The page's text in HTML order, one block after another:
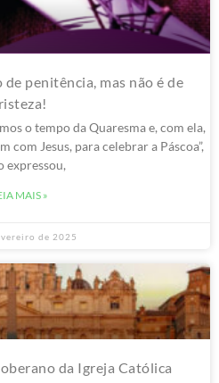
penitência, mas não é de
o tempo da Quaresma e, com ela,
com Jesus, para celebrar a Páscoa”,
expressou,
MAIS »
de 2025
da Igreja Católica